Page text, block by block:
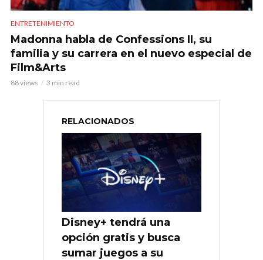
ENTRETENIMIENTO
Madonna habla de Confessions II, su
familia y su carrera en el nuevo especial de
Film&Arts
88 views 3 min read
RELACIONADOS
Disney+ tendrá una
opción gratis y busca
sumar juegos a su